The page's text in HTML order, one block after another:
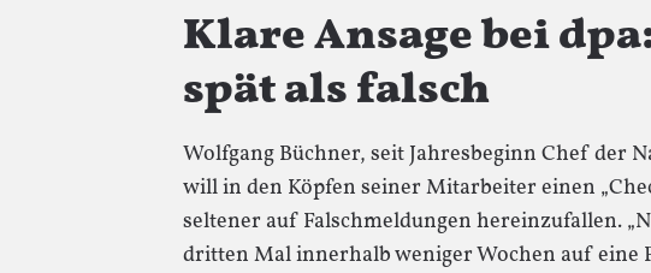
Klare Ansage bei
spät als falsch
Wolfgang Büchner, seit Jahresbeginn Chef der
will in den Köpfen seiner Mitarbeiter einen
seltener auf Falschmeldungen hereinzufallen.
dritten Mal innerhalb weniger Wochen auf eine